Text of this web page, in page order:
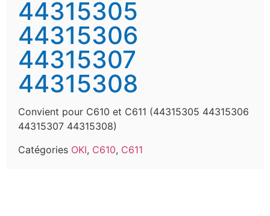
44315305
44315306
44315307
44315308
Convient pour C610 et C611 (44315305 44315306
44315307 44315308)
Catégories OKI, C610, C611